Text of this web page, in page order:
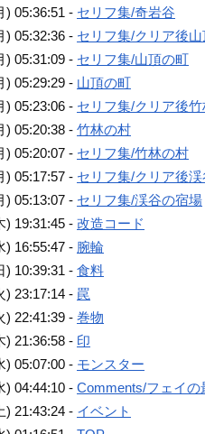
) 05:36:51 - セリフ集/奇岩谷
) 05:32:36 - セリフ集/クリア後
) 05:31:09 - セリフ集/山頂の町
) 05:29:29 - 山頂の町
) 05:23:06 - セリフ集/クリア後
) 05:20:38 -竹林の村
) 05:20:07 - セリフ集/竹林の村
) 05:17:57 - セリフ集/クリア後
) 05:13:07 - セリフ集/渓谷の宿場
) 19:31:45 -改造コード
) 16:55:47 - 腕輪
) 10:39:31 -食料
) 23:17:14 - 罠
) 22:41:39 -巻物
) 21:36:58 - 印
) 05:07:00 - モンスター
) 04:44:10 -Comments/フェイの
) 21:43:24 - イベント